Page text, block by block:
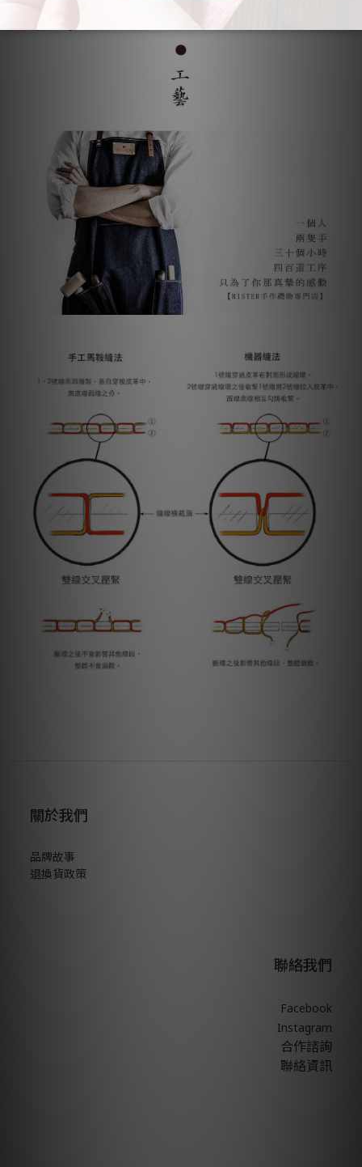
關於我們
品牌故事
退換貨政策
聯絡我們
Facebook
Instagram
合作諮詢
聯絡資訊